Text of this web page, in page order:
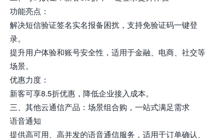
功能亮点：
解决短信验证签名实名报备困扰，支持免验证码一键登
录。
提升用户体验和账号安全性，适用于金融、电商、社交等
场景。
优惠力度：
新客可享8.5折优惠，降低企业接入成本。
三、其他云通信产品：场景组合购，一站式满足需求
语音通知
提供高可用、高并发的语音通信服务，适用于订单确认、